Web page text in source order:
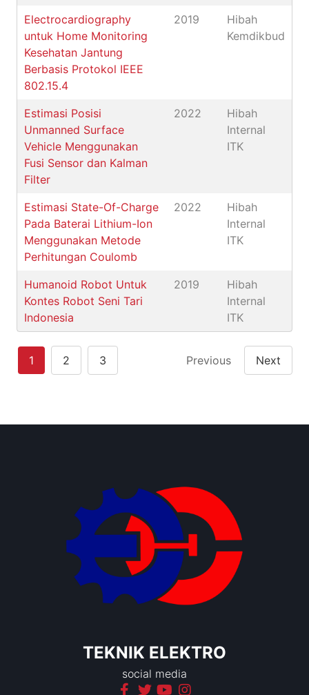
Electrocardiography
untuk Home Monitoring
Kesehatan Jantung
Berbasis Protokol IEEE
802.15.4
2019
Hibah
Kemdikbud
Estimasi Posisi
Unmanned Surface
Vehicle Menggunakan
Fusi Sensor dan Kalman
Filter
2022
Hibah
Internal
ITK
Estimasi State-Of-Charge
Pada Baterai Lithium-Ion
Menggunakan Metode
Perhitungan Coulomb
2022
Hibah
Internal
ITK
Humanoid Robot Untuk
Kontes Robot Seni Tari
Indonesia
2019
Hibah
Internal
ITK
Previous
1 2 3 Next
TEKNIK ELEKTRO
social media